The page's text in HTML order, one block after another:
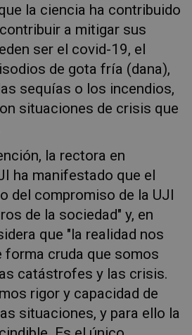
la ciencia ha contribuido
a mitigar sus
ser el covid-19, el
de gota fría (dana),
sequías o los incendios,
situaciones de crisis que
la rectora en
ha manifestado que el
del compromiso de la UJI
de la sociedad" y, en
que "la realidad nos
forma cruda que somos
catástrofes y las crisis.
rigor y capacidad de
situaciones, y para ello la